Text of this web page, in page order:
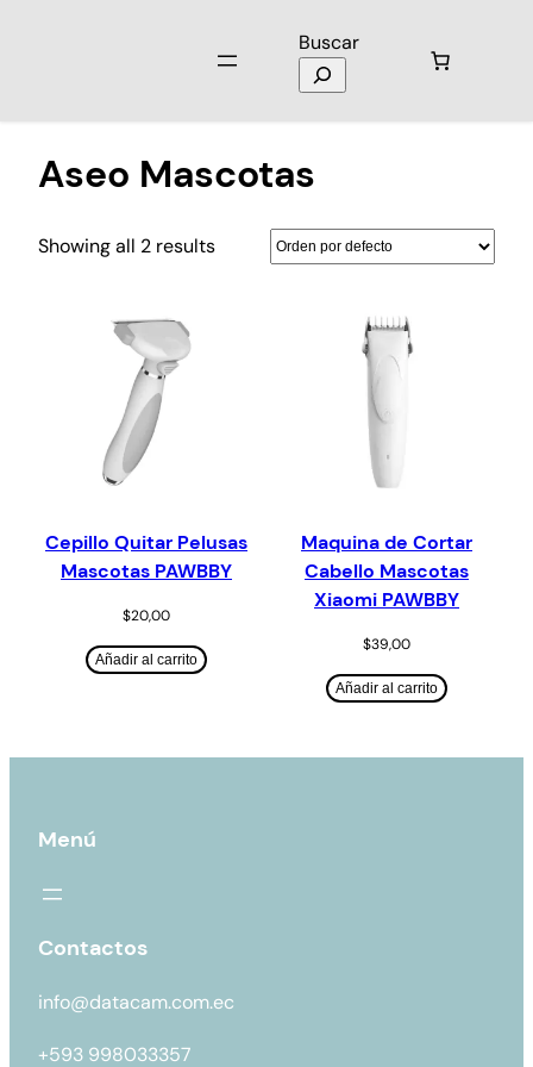
Buscar
Aseo Mascotas
Showing all 2 results
Cepillo Quitar Pelusas
Mascotas PAWBBY
$20,00
Añadir al carrito
Maquina de Cortar
Cabello Mascotas
Xiaomi PAWBBY
$39,00
Añadir al carrito
Menú
Contactos
info@datacam.com.ec
+593 998033357